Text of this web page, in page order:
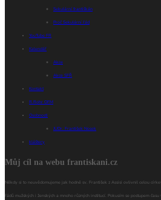
Sekulární františkán
Proč Sekulární řád
YouTube FR
Kalendář
Akce
Akce SFŘ
Kontakt
R.Rohr OFM
Osobnosti
JUDr. František Nosek
kláštery
Můj cíl na webu frantiskani.cz
Někdy si to neuvědomujeme jak hodně sv. František z Assisi ovlivnil celou
řádů mužských i ženských a mnoho různých institucí. Pokusím se postupem